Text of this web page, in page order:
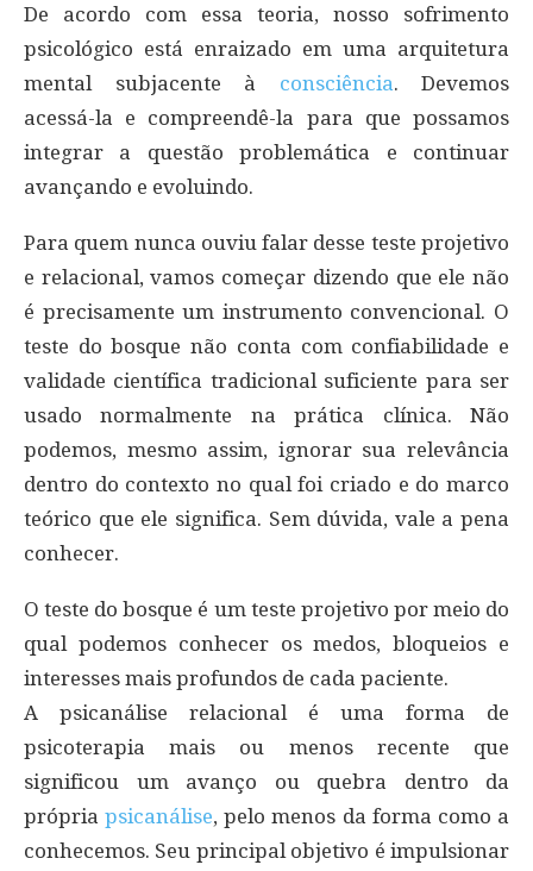
De acordo com essa teoria, nosso sofrimento
psicológico está enraizado em uma arquitetura
mental subjacente à consciência. Devemos
acessá-la e compreendê-la para que possamos
integrar a questão problemática e continuar
avançando e evoluindo.
Para quem nunca ouviu falar desse teste projetivo
e relacional, vamos começar dizendo que ele não
é precisamente um instrumento convencional. O
teste do bosque não conta com confiabilidade e
validade científica tradicional suficiente para ser
usado normalmente na prática clínica. Não
podemos, mesmo assim, ignorar sua relevância
dentro do contexto no qual foi criado e do marco
teórico que ele significa. Sem dúvida, vale a pena
conhecer.
O teste do bosque é um teste projetivo por meio do
qual podemos conhecer os medos, bloqueios e
interesses mais profundos de cada paciente.
A psicanálise relacional é uma forma de
psicoterapia mais ou menos recente que
significou um avanço ou quebra dentro da
própriapsicanálise, pelo menos da forma como a
conhecemos. Seu principal objetivo é impulsionar